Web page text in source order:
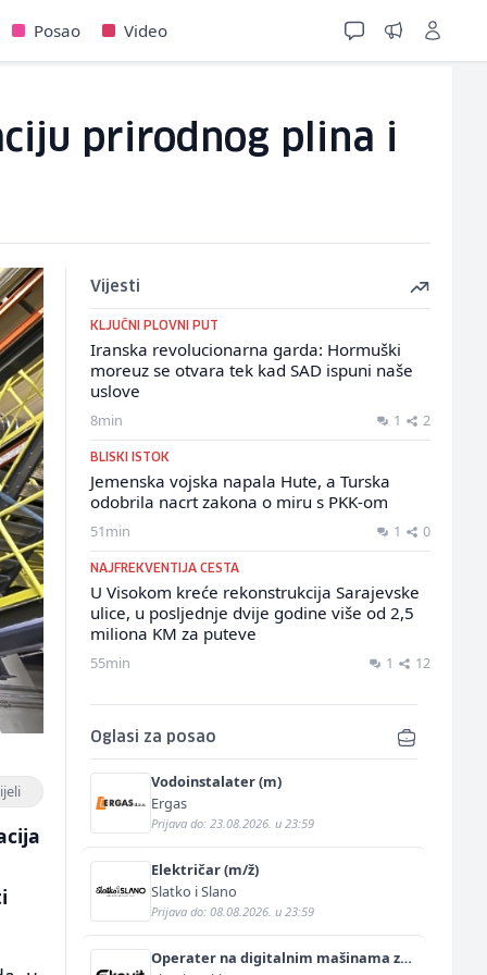
Posao Video
prirodnog plina i
Vijesti
KLJUČNI PLOVNI PUT
Iranska revolucionarna garda: Hormuški
moreuz se otvara tek kad SAD ispuni naše
uslove
8min 1 2
BLISKI ISTOK
Jemenska vojska napala Hute, a Turska
odobrila nacrt zakona o miru s PKK-om
51min 1 0
NAJFREKVENTIJA CESTA
U Visokom kreće rekonstrukcija Sarajevske
ulice, u posljednje dvije godine više od 2,5
miliona KM za puteve
55min 1 12
Oglasi za posao
Vodoinstalater (m)
Ergas
Prijava do: 23.08.2026. u 23:59
Električar (m/ž)
Slatko i Slano
Prijava do: 08.08.2026. u 23:59
Operater na digitalnim mašinama za